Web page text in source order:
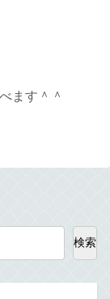
ます＾＾
検索